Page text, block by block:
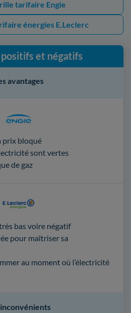
tarifaire Engie
énergies E.Leclerc
et négatifs
prix bloqué
sont vertes
de gaz
avantages
bas voire négatif
pour maîtriser sa
au moment où l’électricité
inconvénients